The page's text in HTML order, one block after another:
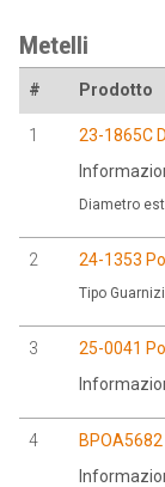
Metelli
# Prodotto
1
23-1865C
Diametro
2 24-1353
Tipo
3
25-0041
4